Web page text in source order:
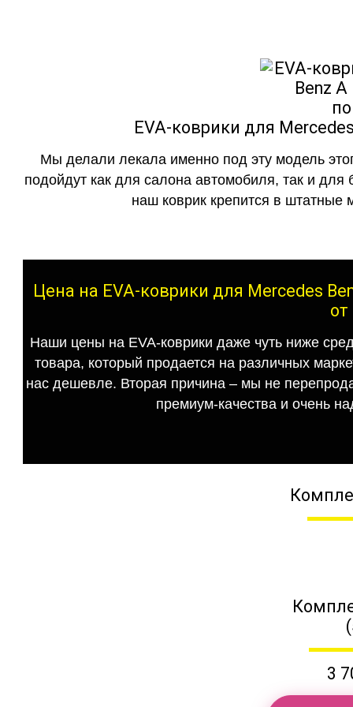
EVA-коврики для
Мы делали лекала именно под эту модель
подойдут как для салона автомобиля, так и для
наш коврик крепится в штатные
Цена на EVA-коврики для Mercedes
Наши цены на EVA-коврики даже чуть ниже
товара, который продается на различных
нас дешевле. Вторая причина – мы не
премиум-качества и очень
3